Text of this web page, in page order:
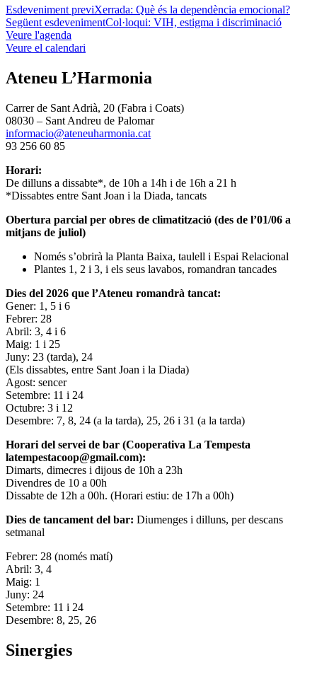
Esdeveniment previXerrada: Què és la dependència emocional?
Següent esdevenimentCol·loqui: VIH, estigma i discriminació
Veure l'agenda
Veure el calendari
Ateneu L’Harmonia
Carrer de Sant Adrià, 20 (Fabra i Coats)
08030 – Sant Andreu de Palomar
informacio@ateneuharmonia.cat
93 256 60 85
Horari:
De dilluns a dissabte*, de 10h a 14h i de 16h a 21 h
*Dissabtes entre Sant Joan i la Diada, tancats
Obertura parcial per obres de climatització (des de l’01/06 a
mitjans de juliol)
Només s’obrirà la Planta Baixa, taulell i Espai Relacional
Plantes 1, 2 i 3, i els seus lavabos, romandran tancades
Dies del 2026 que l’Ateneu romandrà tancat:
Gener: 1, 5 i 6
Febrer: 28
Abril: 3, 4 i 6
Maig: 1 i 25
Juny: 23 (tarda), 24
(Els dissabtes, entre Sant Joan i la Diada)
Agost: sencer
Setembre: 11 i 24
Octubre: 3 i 12
Desembre: 7, 8, 24 (a la tarda), 25, 26 i 31 (a la tarda)
Horari del servei de bar (Cooperativa La Tempesta
latempestacoop@gmail.com):
Dimarts, dimecres i dijous de 10h a 23h
Divendres de 10 a 00h
Dissabte de 12h a 00h. (Horari estiu: de 17h a 00h)
Dies de tancament del bar: Diumenges i dilluns, per descans
setmanal
Febrer: 28 (només matí)
Abril: 3, 4
Maig: 1
Juny: 24
Setembre: 11 i 24
Desembre: 8, 25, 26
Sinergies